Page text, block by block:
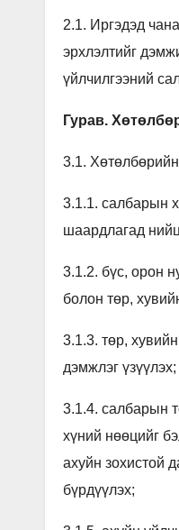
2.1. Иргэдэд
эрхлэлтийг
үйлчилгээний
Гурав.
3.1.
3.1.1. салбарын
шаардлагад
3.1.2. бүс, орон
болон төр,
3.1.3. төр,
дэмжлэг үзүүлэх;
3.1.4. салбарын
хүний нөөцийг
ахуйн зохистой
бүрдүүлэх;